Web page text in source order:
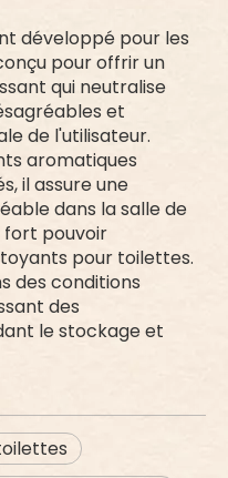
développé pour les
pour offrir un
qui neutralise
et
de l'utilisateur.
aromatiques
il assure une
dans la salle de
pouvoir
pour toilettes.
des conditions
des
le stockage et